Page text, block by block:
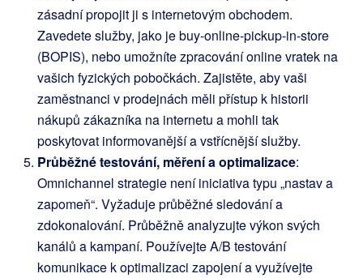
zásadní propojit ji s internetovým obchodem.
Zavedete služby, jako je buy-online-pickup-in-store
(BOPIS), nebo umožníte zpracování online vratek na
vašich fyzických pobočkách. Zajistěte, aby vaši
zaměstnanci v prodejnách měli přístup k historii
nákupů zákazníka na internetu a mohli tak
poskytovat informovanější a vstřícnější služby.
Průběžné testování, měření a optimalizace:
Omnichannel strategie není iniciativa typu „nastav a
zapomeň“. Vyžaduje průběžné sledování a
zdokonalování. Průběžně analyzujte výkon svých
kanálů a kampaní. Používejte A/B testování
komunikace k optimalizaci zapojení a využívejte